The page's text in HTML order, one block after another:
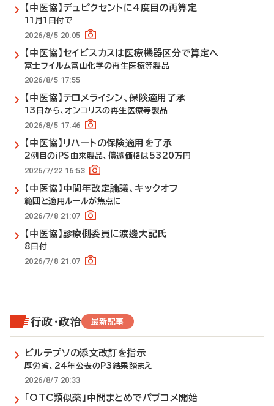
【中医協】デュピクセントに4度目の再算定
11月1日付で
2026/8/5 20:05
【中医協】セイビスカスは医療機器区分で算定へ
富士フイルム富山化学の再生医療等製品
2026/8/5 17:55
【中医協】テロメライシン、保険適用了承
13日から、オンコリスの再生医療等製品
2026/8/5 17:46
【中医協】リハートの保険適用を了承
2例目のiPS由来製品、償還価格は5320万円
2026/7/22 16:53
【中医協】中間年改定論議、キックオフ
範囲と適用ルールが焦点に
2026/7/8 21:07
【中医協】診療側委員に渡邊大記氏
8日付
2026/7/8 21:07
行政・政治 最新記事
ビルテプソの添文改訂を指示
厚労省、24年公表のP3結果踏まえ
2026/8/7 20:33
「OTC類似薬」中間まとめでパブコメ開始